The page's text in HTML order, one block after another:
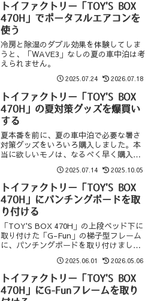
トイファクトリー「TOY'S BOX
470H」でポータブルエアコンを
使う
冷房と除湿のダブル効果を体験してしま
うと、「WAVE3」なしの夏の車中泊は考
えられません。
2025.07.24 2026.07.18
トイファクトリー「TOY'S BOX
470H」の夏対策グッズを爆買い
する
夏本番を前に、夏の車中泊で必要な暑さ
対策グッズをいろいろ購入しました。本
当に欲しいモノは、なるべく早く購入す
る方が、長く使えて費用対効果も高くな
2025.07.14 2025.10.05
トイファクトリー「TOY'S BOX
470H」にパンチングボードを取
り付ける
「TOY'S BOX 470H」の上段ベッド下に
取り付けた「G-Fun」の梯子型フレーム
に、パンチングボードを取り付けまし
た。普段よく使う物を簡単に固定できて
楽に手が届くようになったので、とって
も便利になりました。
2025.06.01 2026.05.06
トイファクトリー「TOY'S BOX
470H」にG-Funフレームを取り